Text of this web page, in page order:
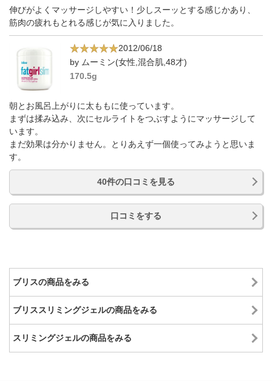
伸びがよくマッサージしやすい！少しスーッとする感じかあり、
筋肉の疲れもとれる感じが気に入りました。
2012/06/18
by ムーミン(女性,混合肌,48才)
170.5g
朝とお風呂上がりに太ももに使っています。
まずは揉み込み、次にセルライトをつぶすようにマッサージして
います。
まだ効果は分かりません。とりあえず一個使ってみようと思いま
す。
40件の口コミを見る
口コミをする
ブリスの商品をみる
ブリススリミングジェルの商品をみる
スリミングジェルの商品をみる